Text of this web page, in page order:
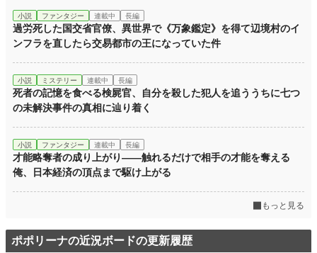
小説 ファンタジー 連載中 長編
過労死した国交省官僚、異世界で《万象鑑定》を得て辺境村のイ
ンフラを直したら交易都市の王になっていた件
小説 ミステリー 連載中 長編
死者の記憶を食べる検屍官、自分を殺した犯人を追ううちに七つ
の未解決事件の真相に辿り着く
小説 ファンタジー 連載中 長編
才能略奪者の成り上がり――触れるだけで相手の才能を奪える
俺、日本経済の頂点まで駆け上がる
もっと見る
ポポリーナの近況ボードの更新履歴